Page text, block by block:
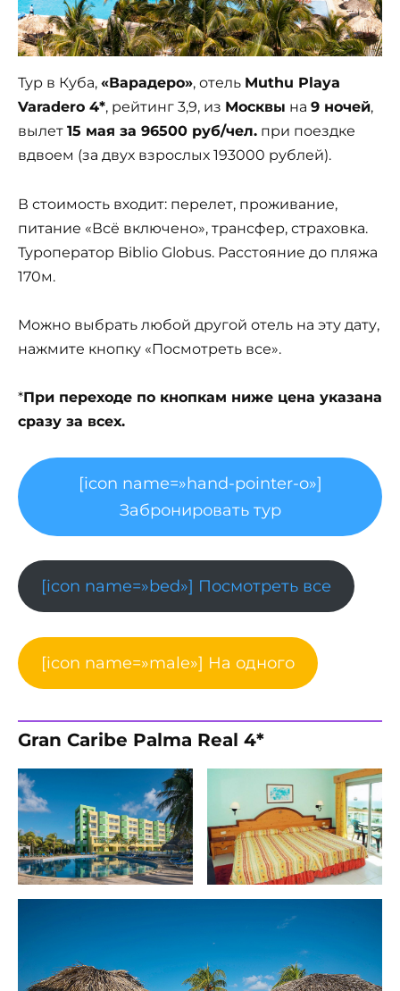
Тур в Куба, «Варадеро», отель Muthu Playa
Varadero 4*, рейтинг 3,9, из Москвы на 9 ночей,
вылет 15 мая за 96500 руб/чел. при поездке
вдвоем (за двух взрослых 193000 рублей).
В стоимость входит: перелет, проживание,
питание «Всё включено», трансфер, страховка.
Туроператор Biblio Globus. Расстояние до пляжа
170м.
Можно выбрать любой другой отель на эту дату,
нажмите кнопку «Посмотреть все».
*При переходе по кнопкам ниже цена указана
сразу за всех.
[icon name=»hand-pointer-o»]
Забронировать тур
[icon name=»bed»] Посмотреть все
[icon name=»male»] На одного
Gran Caribe Palma Real 4*